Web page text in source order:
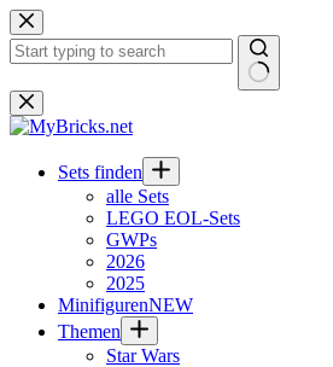
Zum
Inhalt
springen
Keine
Ergebnisse
Sets finden
alle Sets
LEGO EOL-Sets
GWPs
2026
2025
MinifigurenNEW
Themen
Star Wars